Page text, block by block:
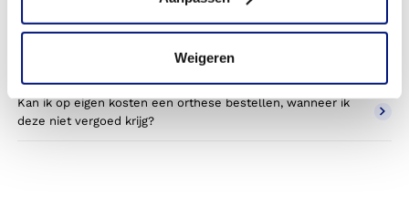
Weigeren
Wordt een schouderorthese die ik gebruik voor sporten
betaald door mijn zorgverzekering?
Betaal ik een eigen bijdrage voor de schouderorthese?
Kan ik op eigen kosten een orthese bestellen, wanneer ik
deze niet vergoed krijg?